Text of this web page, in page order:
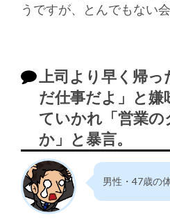
うですが、とんでもない会
上司より早く帰っ
だ仕事だよ」と嫌
ていかれ「営業
か」と暴言。
男性・47歳の